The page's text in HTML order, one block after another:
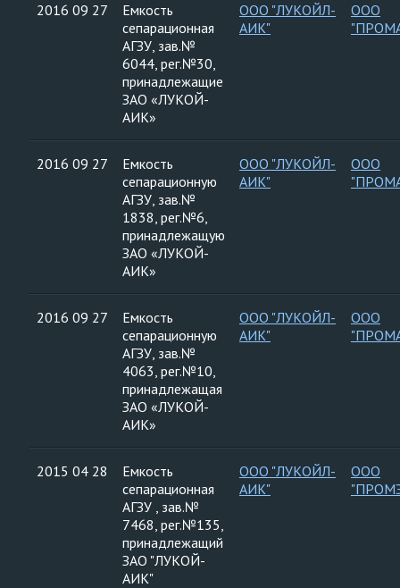
2016 09 27
Емкость
сепарационная
АГЗУ, зав.№
6044, рег.№30,
принадлежащие
ЗАО «ЛУКОЙ-
АИК»
ООО "ЛУКОЙЛ-
АИК"
ООО
2016 09 27
Емкость
сепарационную
АГЗУ, зав.№
1838, рег.№6,
принадлежащую
ЗАО «ЛУКОЙ-
АИК»
ООО "ЛУКОЙЛ-
АИК"
ООО
2016 09 27
Емкость
сепарационную
АГЗУ, зав.№
4063, рег.№10,
принадлежащая
ЗАО «ЛУКОЙ-
АИК»
ООО "ЛУКОЙЛ-
АИК"
ООО
2015 04 28
Емкость
сепарационная
АГЗУ , зав.№
7468, рег.№135,
принадлежащий
ЗАО "ЛУКОЙ-
АИК"
ООО "ЛУКОЙЛ-
АИК"
ООО